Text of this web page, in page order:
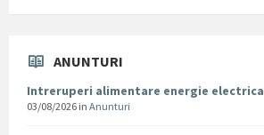
ANUNTURI
Intreruperi alimentare energie electrica
03/08/2026 in Anunturi